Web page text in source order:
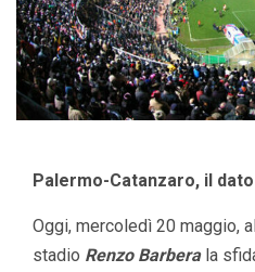
Palermo-Catanzaro, il
Oggi, mercoledì 20 maggio,
stadio Renzo Barbera la